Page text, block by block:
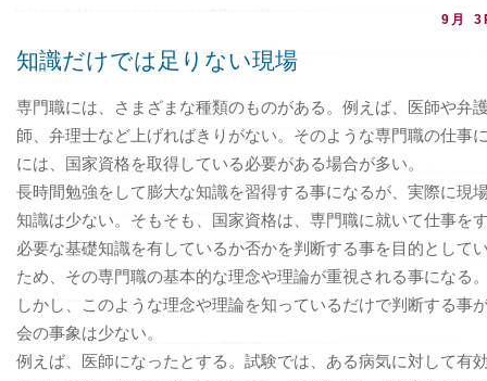
9月
知識だけでは足りない現場
専門職には、さまざまな種類のものがある。例えば、医師や弁
師、弁理士など上げればきりがない。そのような専門職の仕事
には、国家資格を取得している必要がある場合が多い。
長時間勉強をして膨大な知識を習得する事になるが、実際に現
知識は少ない。そもそも、国家資格は、専門職に就いて仕事を
必要な基礎知識を有しているか否かを判断する事を目的として
ため、その専門職の基本的な理念や理論が重視される事になる
しかし、このような理念や理論を知っているだけで判断する事
会の事象は少ない。
例えば、医師になったとする。試験では、ある病気に対して有